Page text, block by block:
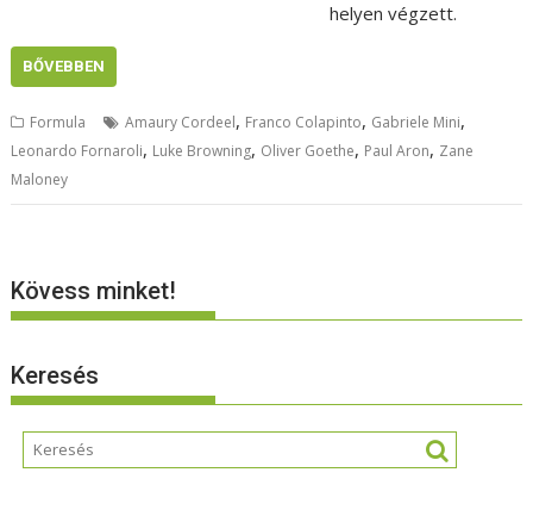
helyen végzett.
BŐVEBBEN
Formula Amaury Cordeel, Franco Colapinto, Gabriele Mini,
Leonardo Fornaroli, Luke Browning, Oliver Goethe, Paul Aron, Zane
Maloney
Kövess minket!
Keresés